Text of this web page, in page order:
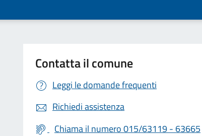
Contatta il comune
Leggi le domande frequenti
Richiedi assistenza
Chiama il numero 015/63119 - 63665